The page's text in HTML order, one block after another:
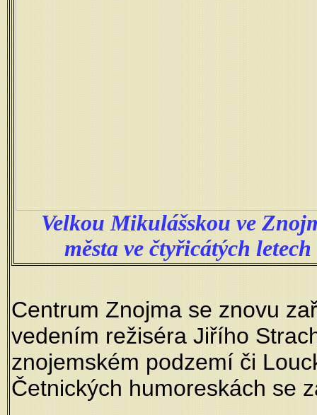
Velkou Mikulášskou ve
města ve čtyřicátých
Centrum Znojma se znovu
vedením režiséra Jiřího
znojemském podzemí či
Četnických humoreskách se